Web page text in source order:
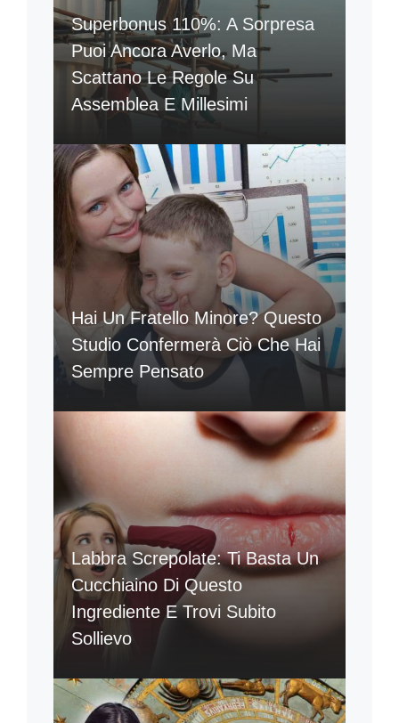
Superbonus 110%: A Sorpresa
Puoi Ancora Averlo, Ma
Scattano Le Regole Su
Assemblea E Millesimi
Hai Un Fratello Minore? Questo
Studio Confermerà Ciò Che Hai
Sempre Pensato
Labbra Screpolate: Ti Basta Un
Cucchiaino Di Questo
Ingrediente E Trovi Subito
Sollievo